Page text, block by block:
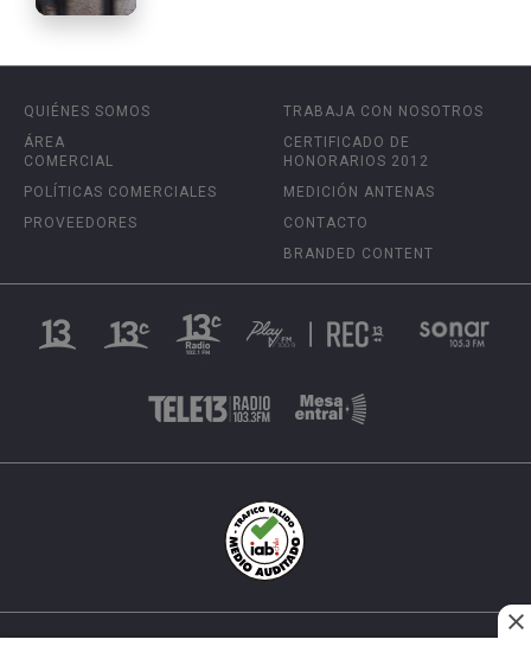
QUIÉNES SOMOS
ÁREA
COMERCIAL
POLÍTICAS COMERCIALES
PROVEEDORES
TRABAJA CON NOSOTROS
CERTIFICADO DE
HONORARIOS 2012
MEDICIÓN ANTENAS
CONTACTO
BRANDED CONTENT